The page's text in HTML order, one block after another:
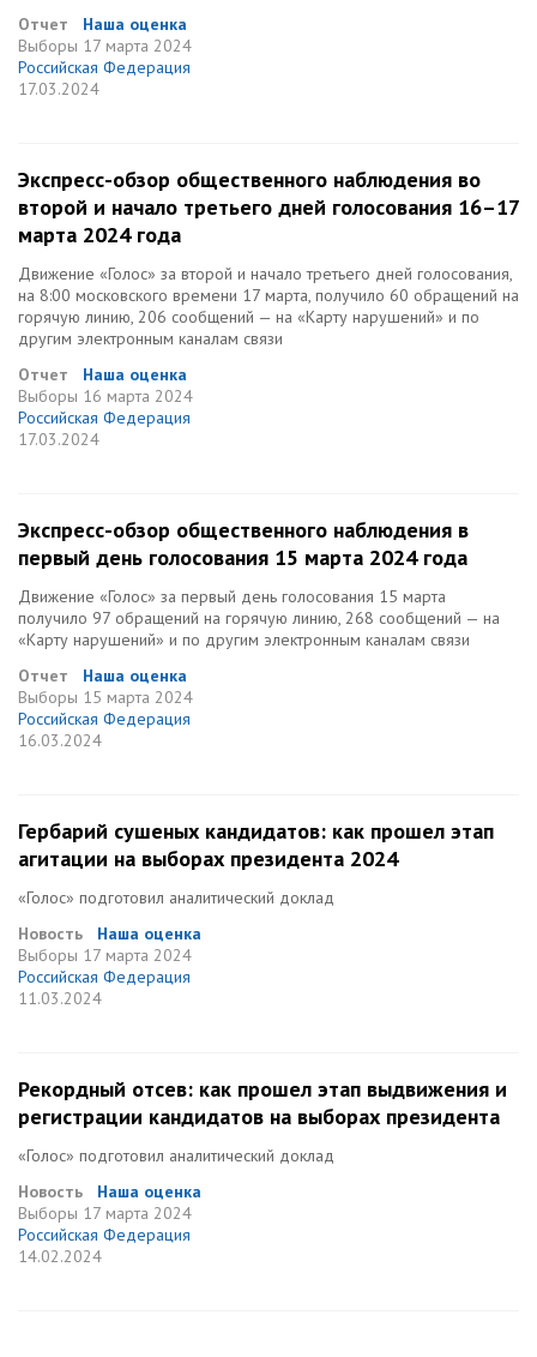
Отчет
Наша оценка
Выборы 17 марта 2024
Российская Федерация
17.03.2024
Экспресс-обзор общественного наблюдения во
второй и начало третьего дней голосования 16–17
марта 2024 года
Движение «Голос» за второй и начало третьего дней голосования,
на 8:00 московского времени 17 марта, получило 60 обращений на
горячую линию, 206 сообщений — на «Карту нарушений» и по
другим электронным каналам связи
Отчет
Наша оценка
Выборы 16 марта 2024
Российская Федерация
17.03.2024
Экспресс-обзор общественного наблюдения в
первый день голосования 15 марта 2024 года
Движение «Голос» за первый день голосования 15 марта
получило 97 обращений на горячую линию, 268 сообщений — на
«Карту нарушений» и по другим электронным каналам связи
Отчет
Наша оценка
Выборы 15 марта 2024
Российская Федерация
16.03.2024
Гербарий сушеных кандидатов: как прошел этап
агитации на выборах президента 2024
«Голос» подготовил аналитический доклад
Новость
Наша оценка
Выборы 17 марта 2024
Российская Федерация
11.03.2024
Рекордный отсев: как прошел этап выдвижения и
регистрации кандидатов на выборах президента
«Голос» подготовил аналитический доклад
Новость
Наша оценка
Выборы 17 марта 2024
Российская Федерация
14.02.2024